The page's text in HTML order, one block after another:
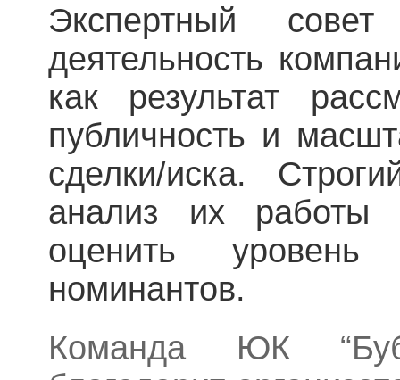
Экспертный
деятельность
как результат
публичность и
сделки/иска.
анализ их работы
оценить
номинантов.
Команда ЮК